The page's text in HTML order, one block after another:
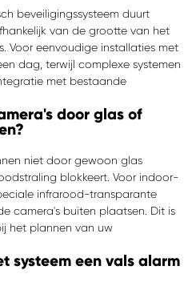
beveiligingssysteem duurt
van de grootte van het
Voor eenvoudige installaties met
dag, terwijl complexe systemen
met bestaande
door glas of
niet door gewoon glas
blokkeert. Voor indoor-
infrarood-transparante
camera's buiten plaatsen. Dit is
het plannen van uw
systeem een vals alarm